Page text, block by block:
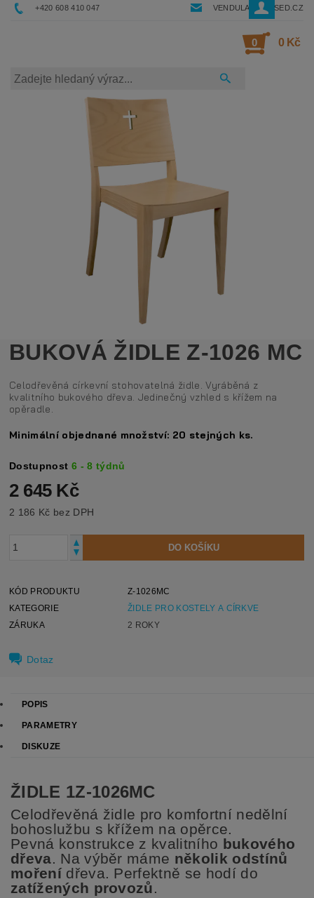
+420 608 410 047 VENDULA@RESSED.CZ
0 0 Kč
BUKOVÁ ŽIDLE Z-1026 MC
Celodřevěná církevní stohovatelná židle. Vyráběná z
kvalitního bukového dřeva. Jedinečný vzhled s křížem na
opěradle.
Minimální objednané množství: 20 stejných ks.
Dostupnost 6 - 8 týdnů
2 645 Kč
2 186 Kč bez DPH
KÓD PRODUKTU
Z-1026MC
KATEGORIE
ŽIDLE PRO KOSTELY A CÍRKVE
ZÁRUKA
2 ROKY
Dotaz
POPIS
PARAMETRY
DISKUZE
ŽIDLE 1Z-1026MC
Celodřevěná židle pro komfortní nedělní
bohoslužbu s křížem na opěrce.
Pevná konstrukce z kvalitního bukového
dřeva. Na výběr máme několik odstínů
mořenídřeva. Perfektně se hodí do
zatížených provozů.